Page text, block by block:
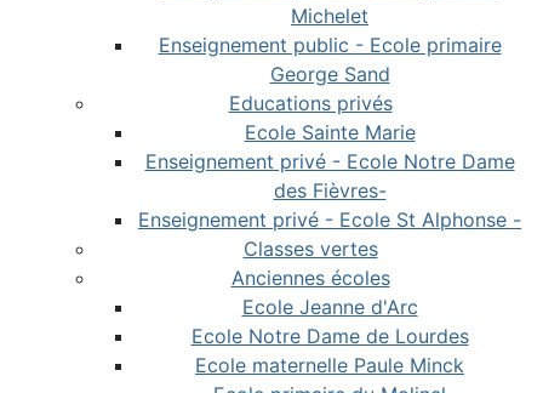
Michelet
Enseignement public - Ecole primaire
George Sand
Educations privés
Ecole Sainte Marie
Enseignement privé - Ecole Notre Dame
des Fièvres-
Enseignement privé - Ecole St Alphonse -
Classes vertes
Anciennes écoles
Ecole Jeanne d'Arc
Ecole Notre Dame de Lourdes
Ecole maternelle Paule Minck